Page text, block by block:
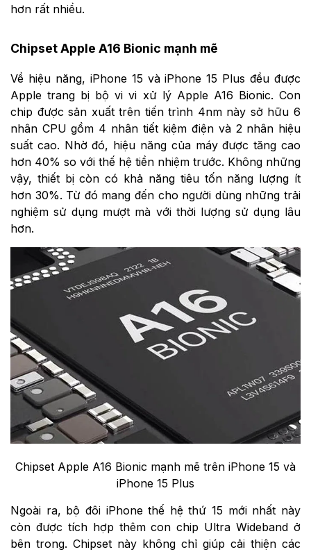
hơn rất nhiều.
Chipset Apple A16 Bionic mạnh mẽ
Về hiệu năng, iPhone 15 và iPhone 15 Plus đều được
Apple trang bị bộ vi vi xử lý Apple A16 Bionic. Con
chip được sản xuất trên tiến trình 4nm này sở hữu 6
nhân CPU gồm 4 nhân tiết kiệm điện và 2 nhân hiệu
suất cao. Nhờ đó, hiệu năng của máy được tăng cao
hơn 40% so với thế hệ tiền nhiệm trước. Không những
vậy, thiết bị còn có khả năng tiêu tốn năng lượng ít
hơn 30%. Từ đó mang đến cho người dùng những trải
nghiệm sử dụng mượt mà với thời lượng sử dụng lâu
hơn.
Chipset Apple A16 Bionic mạnh mẽ trên iPhone 15 và
iPhone 15 Plus
Ngoài ra, bộ đôi iPhone thế hệ thứ 15 mới nhất này
còn được tích hợp thêm con chip Ultra Wideband ở
bên trong. Chipset này không chỉ giúp cải thiện các